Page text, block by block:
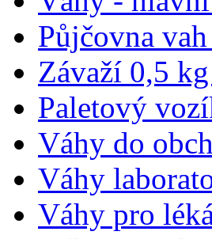
Půjčovna
Závaží 0,5
Paletový
Váhy do
Váhy
Váhy pro